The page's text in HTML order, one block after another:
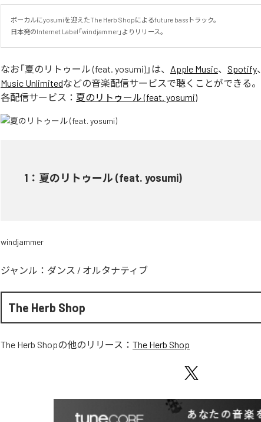
ボーカルにyosumiを迎えたThe Herb Shopによるfuture bassトラック。
日本発のInternet Label「windjammer」よりリリース。
なお「夏のリトゥール (feat. yosumi) 」は、 Apple Music、 Spotify、
Music Unlimitedなどの音楽配信サービスで聴くことができる。
各配信サービス： 夏のリトゥール (feat. yosumi)
1 ： 夏のリトゥール (feat. yosumi)
windjammer
ジャンル： ダンス / オルタナティブ
The Herb Shop
The Herb Shopの他のリリース： The Herb Shop